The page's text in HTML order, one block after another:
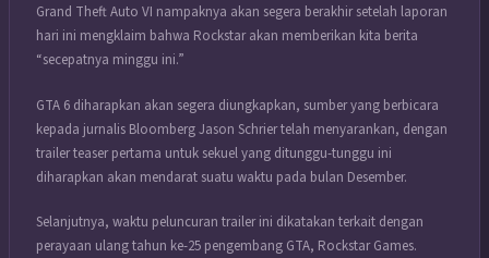
Grand Theft Auto VI nampaknya akan segera berakhir setelah laporan
hari ini mengklaim bahwa Rockstar akan memberikan kita berita
“secepatnya minggu ini.”
GTA 6 diharapkan akan segera diungkapkan, sumber yang berbicara
kepada jurnalis Bloomberg Jason Schrier telah menyarankan, dengan
trailer teaser pertama untuk sekuel yang ditunggu-tunggu ini
diharapkan akan mendarat suatu waktu pada bulan Desember.
Selanjutnya, waktu peluncuran trailer ini dikatakan terkait dengan
perayaan ulang tahun ke-25 pengembang GTA, Rockstar Games.